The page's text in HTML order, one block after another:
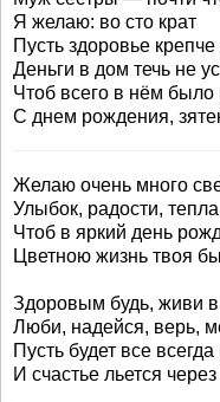
Я желаю: во сто крат
Пусть здоровье крепче
Деньги в дом течь не
Чтоб всего в нём было
С днем рождения,
Желаю очень много
Улыбок, радости,
Чтоб в яркий день
Цветною жизнь твоя
Здоровым будь, живи в
Люби, надейся, верь,
Пусть будет все
И счастье льется